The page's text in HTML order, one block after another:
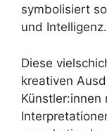
symbolisiert
und Intelligenz.
Diese
kreativen
Künstler:innen